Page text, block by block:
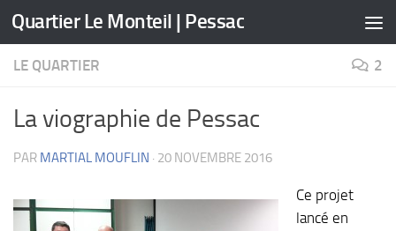
Skip to content
Quartier Le Monteil | Pessac
LE QUARTIER 2
La viographie de Pessac
PAR MARTIAL MOUFLIN · 20 NOVEMBRE 2016
Ce projet
lancé en